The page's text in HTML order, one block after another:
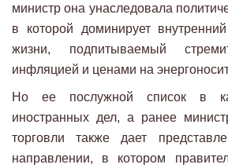
министр она унаследовала
в которой доминирует
жизни, подпитываемый
инфляцией и ценами на
Но ее послужной список в
иностранных дел, а ранее
торговли также дает
направлении, в котором